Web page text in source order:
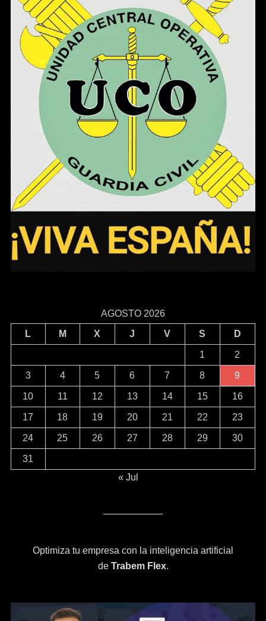
AGOSTO 2026
L
M X J V S D
1 2
3 4 5 6 7 8 9
10 11 12 13 14 15 16
17 18 19 20 21 22 23
24 25 26 27 28 29 30
31
« Jul
Optimiza tu empresa con la inteligencia artificial
de Trabem Flex.